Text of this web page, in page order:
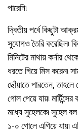
পারেনি৷
দ্বিতীয় পর্বে কিছুটা
সুযোগও তৈরি করেছিল৷
মিনিটের মাথায় কর্নার
ধরতে গিয়ে মিস করেন৷
ছোঁয়াতে পারতেন,
গোল পেয়ে যায়৷
মধ্যে সুহেলকে৷ সুহেল
১-০ গোলে এগিয়ে যায়৷